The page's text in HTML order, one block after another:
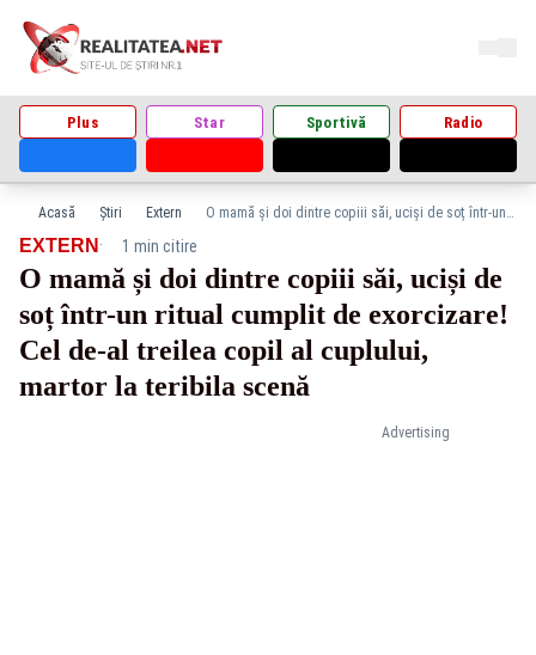
Plus Star Sportivă Radio
Acasă Știri Extern O mamă și doi dintre copiii săi, uciși de soț într-un ritual cumplit de exorcizare! Cel de-al treilea copil al cuplului, martor la teribila scenă
Advertising
EXTERN · 1 min citire
O mamă și doi dintre copiii săi, uciși de
soț într-un ritual cumplit de exorcizare!
Cel de-al treilea copil al cuplului,
martor la teribila scenă